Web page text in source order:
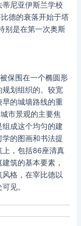
尼亚伊斯兰学校
德的衰落开始于塔
别是在第一次奥斯
保围在一个椭圆形
划组织的。较宽
的城墙路线的重
市景观的主要焦
成这个均匀的建
的图画和书法提
上，包括86座清真
筑的基本要素，
格，在宰比德以
见。